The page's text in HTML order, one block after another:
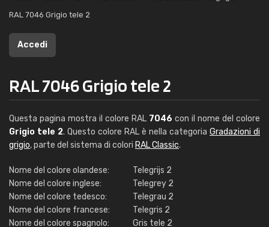
RAL 7046 Grigio tele 2
Accedi
RAL 7046 Grigio tele 2
Questa pagina mostra il colore RAL 7046 con il nome del colore
Grigio tele 2. Questo colore RAL è nella categoria Gradazioni di
grigio, parte del sistema di colori RAL Classic.
Nome del colore olandese:
Telegrijs 2
Nome del colore inglese:
Telegrey 2
Nome del colore tedesco:
Telegrau 2
Nome del colore francese:
Telegris 2
Nome del colore spagnolo:
Gris tele 2